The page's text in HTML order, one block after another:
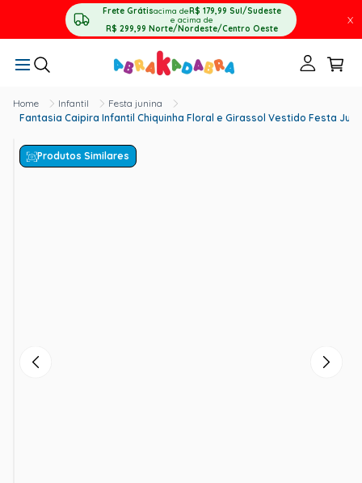
Frete Grátisacima deR$ 179,99 Sul/Sudeste
e acima de
R$ 299,99 Norte/Nordeste/Centro Oeste
X
Infantil
Festa junina
Fantasia Caipira Infantil Chiquinha Floral e Girassol Vestido Festa
Produtos Similares